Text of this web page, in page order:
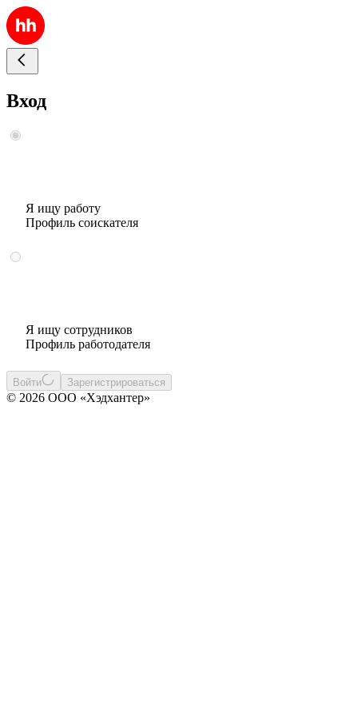
Вход
Я ищу работу
Профиль соискателя
Я ищу сотрудников
Профиль работодателя
Войти Зарегистрироваться
© 2026 ООО «Хэдхантер»